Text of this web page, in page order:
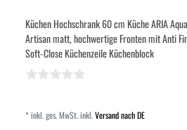
Küchen Hochschrank 60 cm Küche ARIA
Artisan matt, hochwertige Fronten mit Anti
Soft-Close Küchenzeile Küchenblock
*inkl. ges. MwSt.inkl.Versand nach DE